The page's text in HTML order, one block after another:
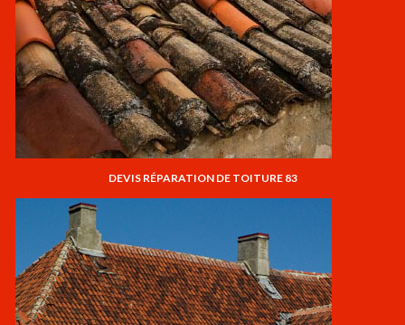
DEVIS RÉPARATION DE TOITURE 83